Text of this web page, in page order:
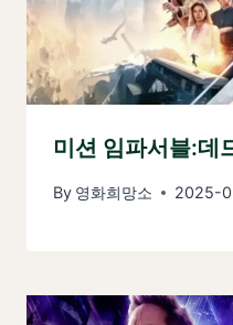
미션 임파서블:데
By 영화희망소 2025-